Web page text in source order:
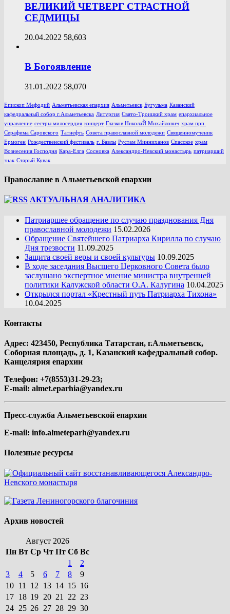
ВЕЛИКИЙ ЧЕТВЕРГ СТРАСТНОЙ
СЕДМИЦЫ
20.04.2022 58,603
В Богоявление
31.01.2022 58,070
Епископ Мефодий Альметьевская епархия Альметьевск Бугульма Казанский
кафедральный собор г.Альметьевска Литургия Свято-Троицкий храм епархиальное
управление сестры милосердия концерт Глазков НиколаЙ Михайлович храм прп.
Серафима Саровского Татнефть Совета православной молодежи Священномученик
Ермоген Рождественский фестиваль г. Бавлы Рустам Минниханов Спасское храм
Вознесения Господня Кара-Елга Сосновка Александро-Невский монастырь патриарший
знак Старый Кувак
Православие в Альметьевской епархии
АКТУАЛЬНАЯ АНАЛИТИКА
Патриаршее обращение по случаю празднования Дня
православной молодежи 15.02.2026
Обращение Святейшего Патриарха Кирилла по случаю
Дня трезвости 11.09.2025
Защита своей веры и своей культуры 10.09.2025
В ходе заседания Высшего Церковного Совета было
заслушано экспертное мнение министра внутренней
политики Калужской области О.А. Калугина 10.04.2025
Открылся портал «Крестный путь Патриарха Тихона»
10.04.2025
Контакты
Адрес: 423450, Республика Татарстан, г.Альметьевск,
Соборная площадь, д. 1, Казанский кафедральный собор.
Канцелярия епархии
Телефон: +7(8553)31-29-23;
E-mail: almet.eparhia@yandex.ru
Пресс-служба Альметьевской епархии
E-mail: info.almeteparh@yandex.ru
Полезные ресурсы
Архив новостей
Август 2026
Пн Вт Ср Чт Пт Сб Вс
1
2
3
4 5 6 7 8
9
10 11 12 13 14 15 16
17 18 19 20 21 22 23
24 25 26 27 28 29 30